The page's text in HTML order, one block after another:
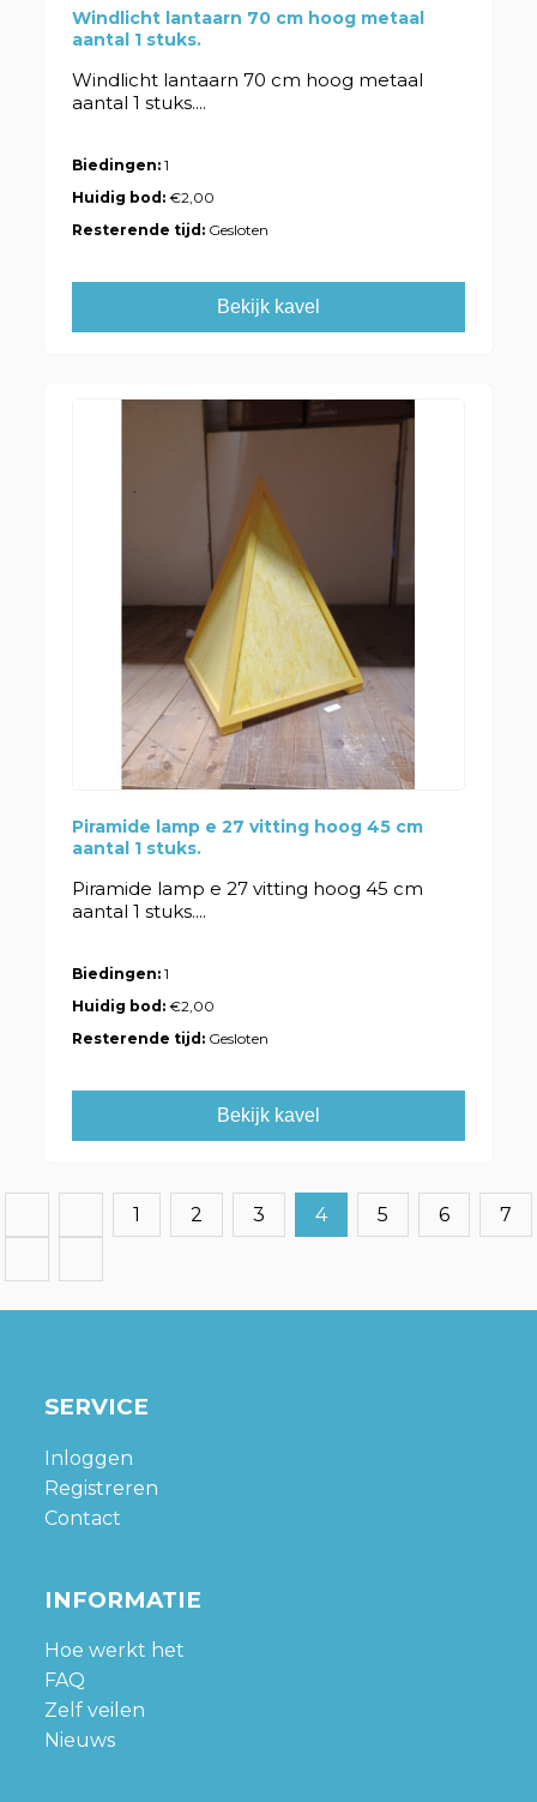
Windlicht lantaarn 70 cm hoog metaal
aantal 1 stuks.
Windlicht lantaarn 70 cm hoog metaal
aantal 1 stuks....
Biedingen: 1
Huidig bod:€2,00
Resterende tijd: Gesloten
Bekijk kavel
Piramide lamp e 27 vitting hoog 45 cm
aantal 1 stuks.
Piramide lamp e 27 vitting hoog 45 cm
aantal 1 stuks....
Biedingen: 1
Huidig bod:€2,00
Resterende tijd: Gesloten
Bekijk kavel
1 2 3 4 5 6 7
SERVICE
Inloggen
Registreren
Contact
INFORMATIE
Hoe werkt het
FAQ
Zelf veilen
Nieuws